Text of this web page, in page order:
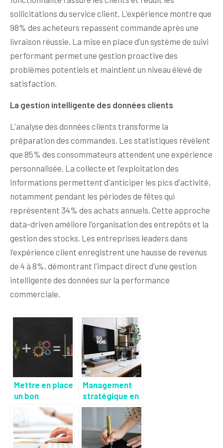
sollicitations du service client. L'expérience montre que
98% des acheteurs repassent commande après une
livraison réussie. La mise en place d'un système de suivi
performant permet une gestion proactive des
problèmes potentiels et maintient un niveau élevé de
satisfaction.
La gestion intelligente des données clients
L'analyse des données clients transforme la
préparation des commandes. Les statistiques révèlent
que 85% des consommateurs attendent une expérience
personnalisée. La collecte et l'exploitation des
informations permettent d'anticiper les pics d'activité,
notamment pendant les périodes de fêtes qui
représentent 34% des achats annuels. Cette approche
data-driven améliore l'organisation des entrepôts et la
gestion des stocks. Les entreprises leaders dans
l'expérience client enregistrent une hausse de revenus
de 4 à 8%, démontrant l'impact direct d'une gestion
intelligente des données sur la performance
commerciale.
Mettre en place
un bon
business plan
Management
stratégique en
entreprise